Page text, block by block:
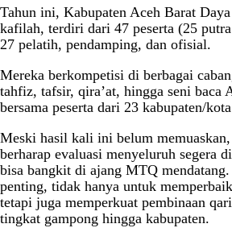
Tahun ini, Kabupaten Aceh Barat
kafilah, terdiri dari 47 peserta (25
27 pelatih, pendamping, dan ofisial.
Mereka berkompetisi di berbagai
tahfiz, tafsir, qira’at, hingga seni baca
bersama peserta dari 23 kabupaten/
Meski hasil kali ini belum
berharap evaluasi menyeluruh segera
bisa bangkit di ajang MTQ
penting, tidak hanya untuk
tetapi juga memperkuat pembinaan
tingkat gampong hingga kabupaten.